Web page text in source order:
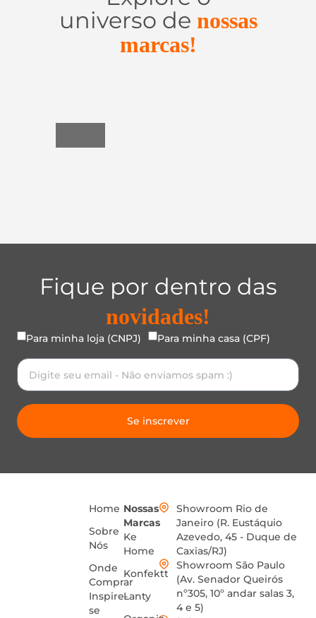
universo de nossas
marcas!
Fique por dentro das
novidades!
Para minha loja (CNPJ) Para minha casa (CPF)
Se inscrever
Home
Sobre
Nós
Onde
Comprar
Inspire-
se
Nossas
Marcas
Ke
Home
Konfektt
Lanty
Showroom Rio de
Janeiro (R. Eustáquio
Azevedo, 45 - Duque de
Caxias/RJ)
Showroom São Paulo
(Av. Senador Queirós
nº305, 10º andar salas 3,
4 e 5)